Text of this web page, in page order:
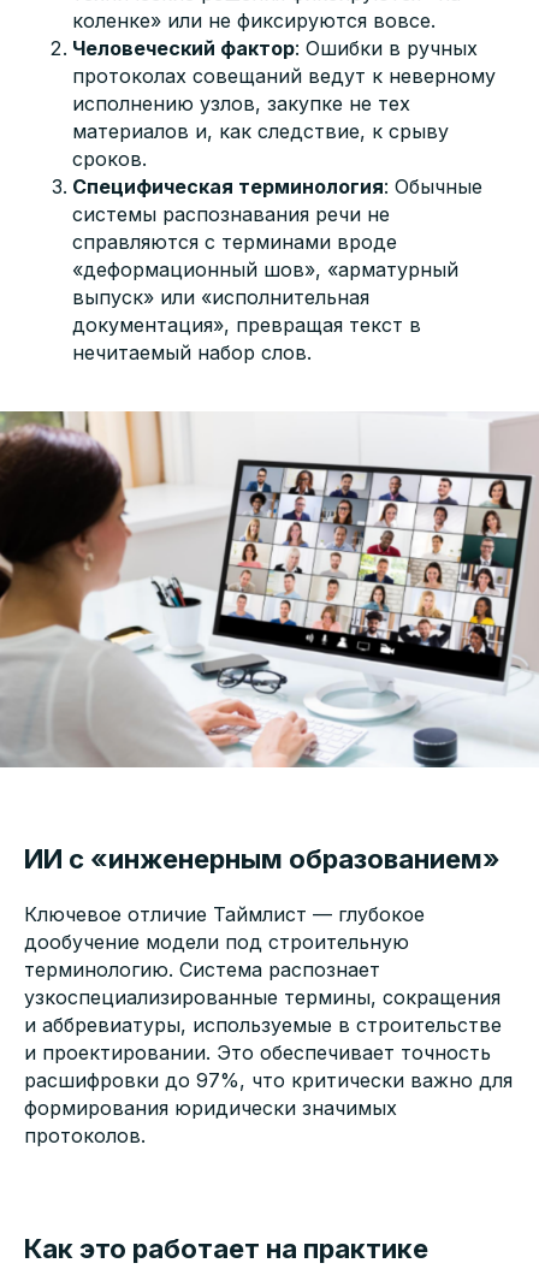
коленке» или не фиксируются вовсе.
Человеческий фактор: Ошибки в ручных
протоколах совещаний ведут к неверному
исполнению узлов, закупке не тех
материалов и, как следствие, к срыву
сроков.
Специфическая терминология: Обычные
системы распознавания речи не
справляются с терминами вроде
«деформационный шов», «арматурный
выпуск» или «исполнительная
документация», превращая текст в
нечитаемый набор слов.
ИИ с «инженерным образованием»
Ключевое отличие Таймлист — глубокое
дообучение модели под строительную
терминологию. Система распознает
узкоспециализированные термины, сокращения
и аббревиатуры, используемые в строительстве
и проектировании. Это обеспечивает точность
расшифровки до 97%, что критически важно для
формирования юридически значимых
протоколов.
Как это работает на практике